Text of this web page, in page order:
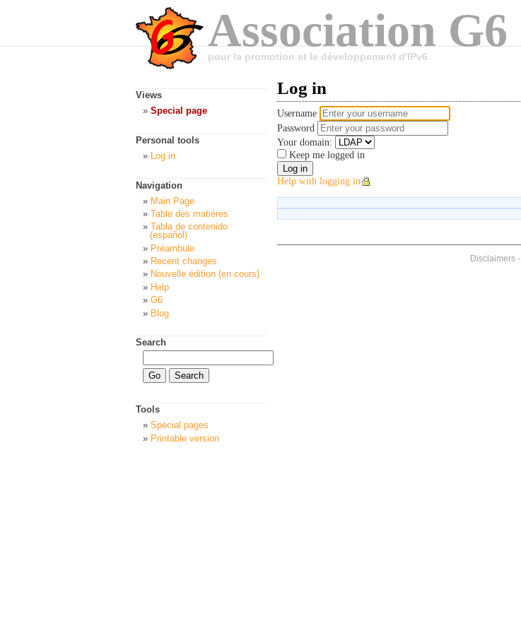
Association G6
pour la promotion et le développement d'IPv6
Log in
Username
Password
Your domain:
Keep me logged in
Help with logging in
Views
Special page
Personal tools
Log in
Navigation
Main Page
Table des matières
Tabla de contenido
(español)
Préambule
Recent changes
Nouvelle édition (en cours)
Help
G6
Blog
Search
Tools
Special pages
Printable version
Disclaimers-